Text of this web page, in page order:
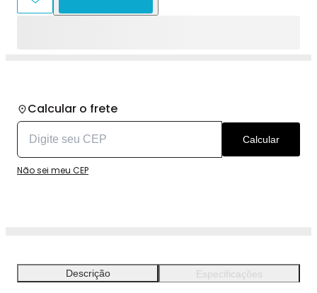
Calcular o frete
Calcular
Não sei meu CEP
Descrição Especificações